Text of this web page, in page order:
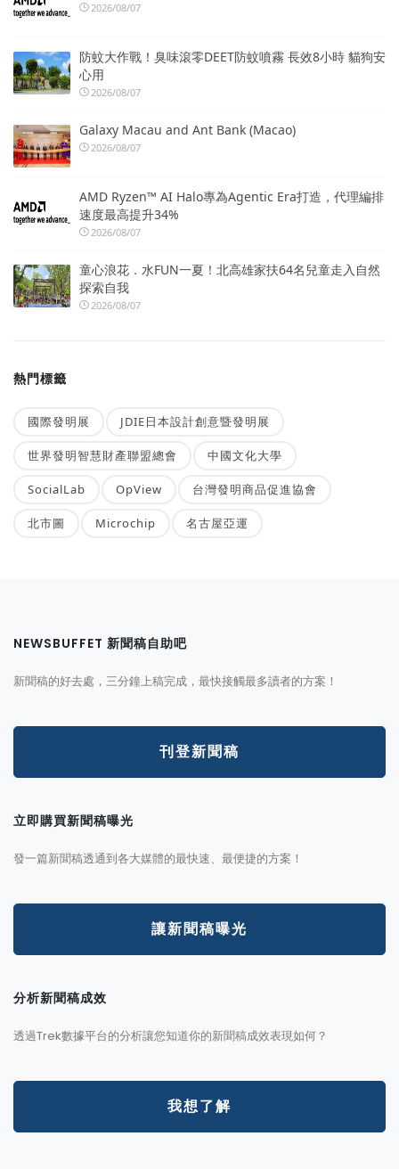
2026/08/07
防蚊大作戰！臭味滾零DEET防蚊噴霧 長效8小時 貓狗安
心用
2026/08/07
Galaxy Macau and Ant Bank (Macao)
2026/08/07
AMD Ryzen™ AI Halo專為Agentic Era打造，代理編排
速度最高提升34%
2026/08/07
童心浪花．水FUN一夏！北高雄家扶64名兒童走入自然
探索自我
2026/08/07
熱門標籤
國際發明展 JDIE日本設計創意暨發明展
世界發明智慧財產聯盟總會 中國文化大學
SocialLab OpView 台灣發明商品促進協會
北市圖 Microchip 名古屋亞運
NEWSBUFFET 新聞稿自助吧
新聞稿的好去處，三分鐘上稿完成，最快接觸最多讀者的方案！
刊登新聞稿
立即購買新聞稿曝光
發一篇新聞稿透通到各大媒體的最快速、最便捷的方案！
讓新聞稿曝光
分析新聞稿成效
透過Trek數據平台的分析讓您知道你的新聞稿成效表現如何？
我想了解